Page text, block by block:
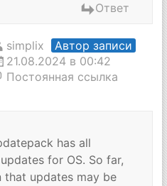
Ответ
simplix
Автор записи
21.08.2024 в 00:42
Постоянная ссылка
has all
for OS. So far,
that updates may be